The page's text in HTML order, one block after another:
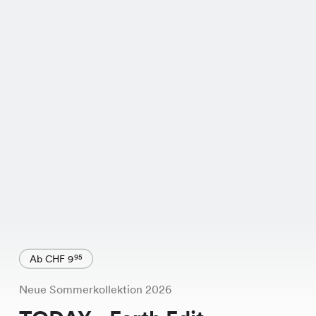
Ab CHF 995
Neue Sommerkollektion 2026